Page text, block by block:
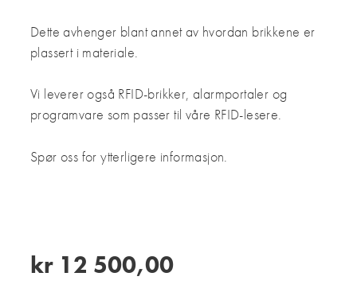
Dette avhenger blant annet av hvordan brikkene er
plassert i materiale.
Vi leverer også RFID-brikker, alarmportaler og
programvare som passer til våre RFID-lesere.
Spør oss for ytterligere informasjon.
kr 12 500,00